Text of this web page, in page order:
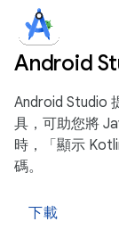
Android
Android Studio
具，可助您將
時，「顯示
碼。
下載